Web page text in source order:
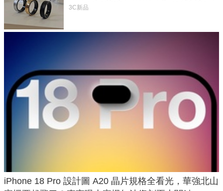
與智慧家電連動功能
3C新品
iPhone 18 Pro 設計圖 A20 晶片規格全看光，華強北山